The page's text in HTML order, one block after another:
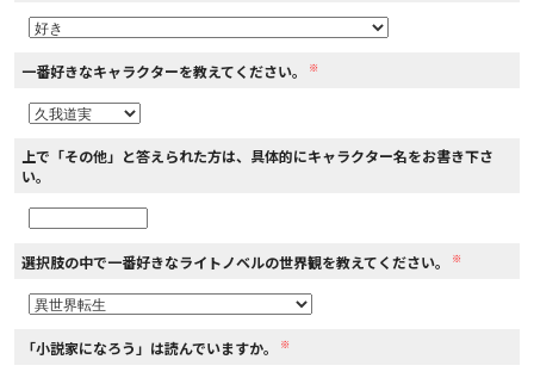
一番好きなキャラクターを教えてください。 ※
上で「その他」と答えられた方は、具体的にキャラクター名をお書き下さ
い。
選択肢の中で一番好きなライトノベルの世界観を教えてください。 ※
「小説家になろう」は読んでいますか。 ※